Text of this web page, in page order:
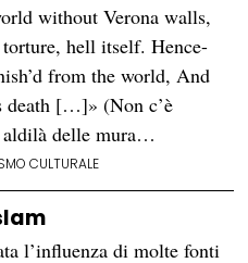
without Verona walls,
hell itself. Hence-
from the world, And
death […]» (Non c’è
aldilà delle mura…
CULTURALE
l’influenza di molte fonti